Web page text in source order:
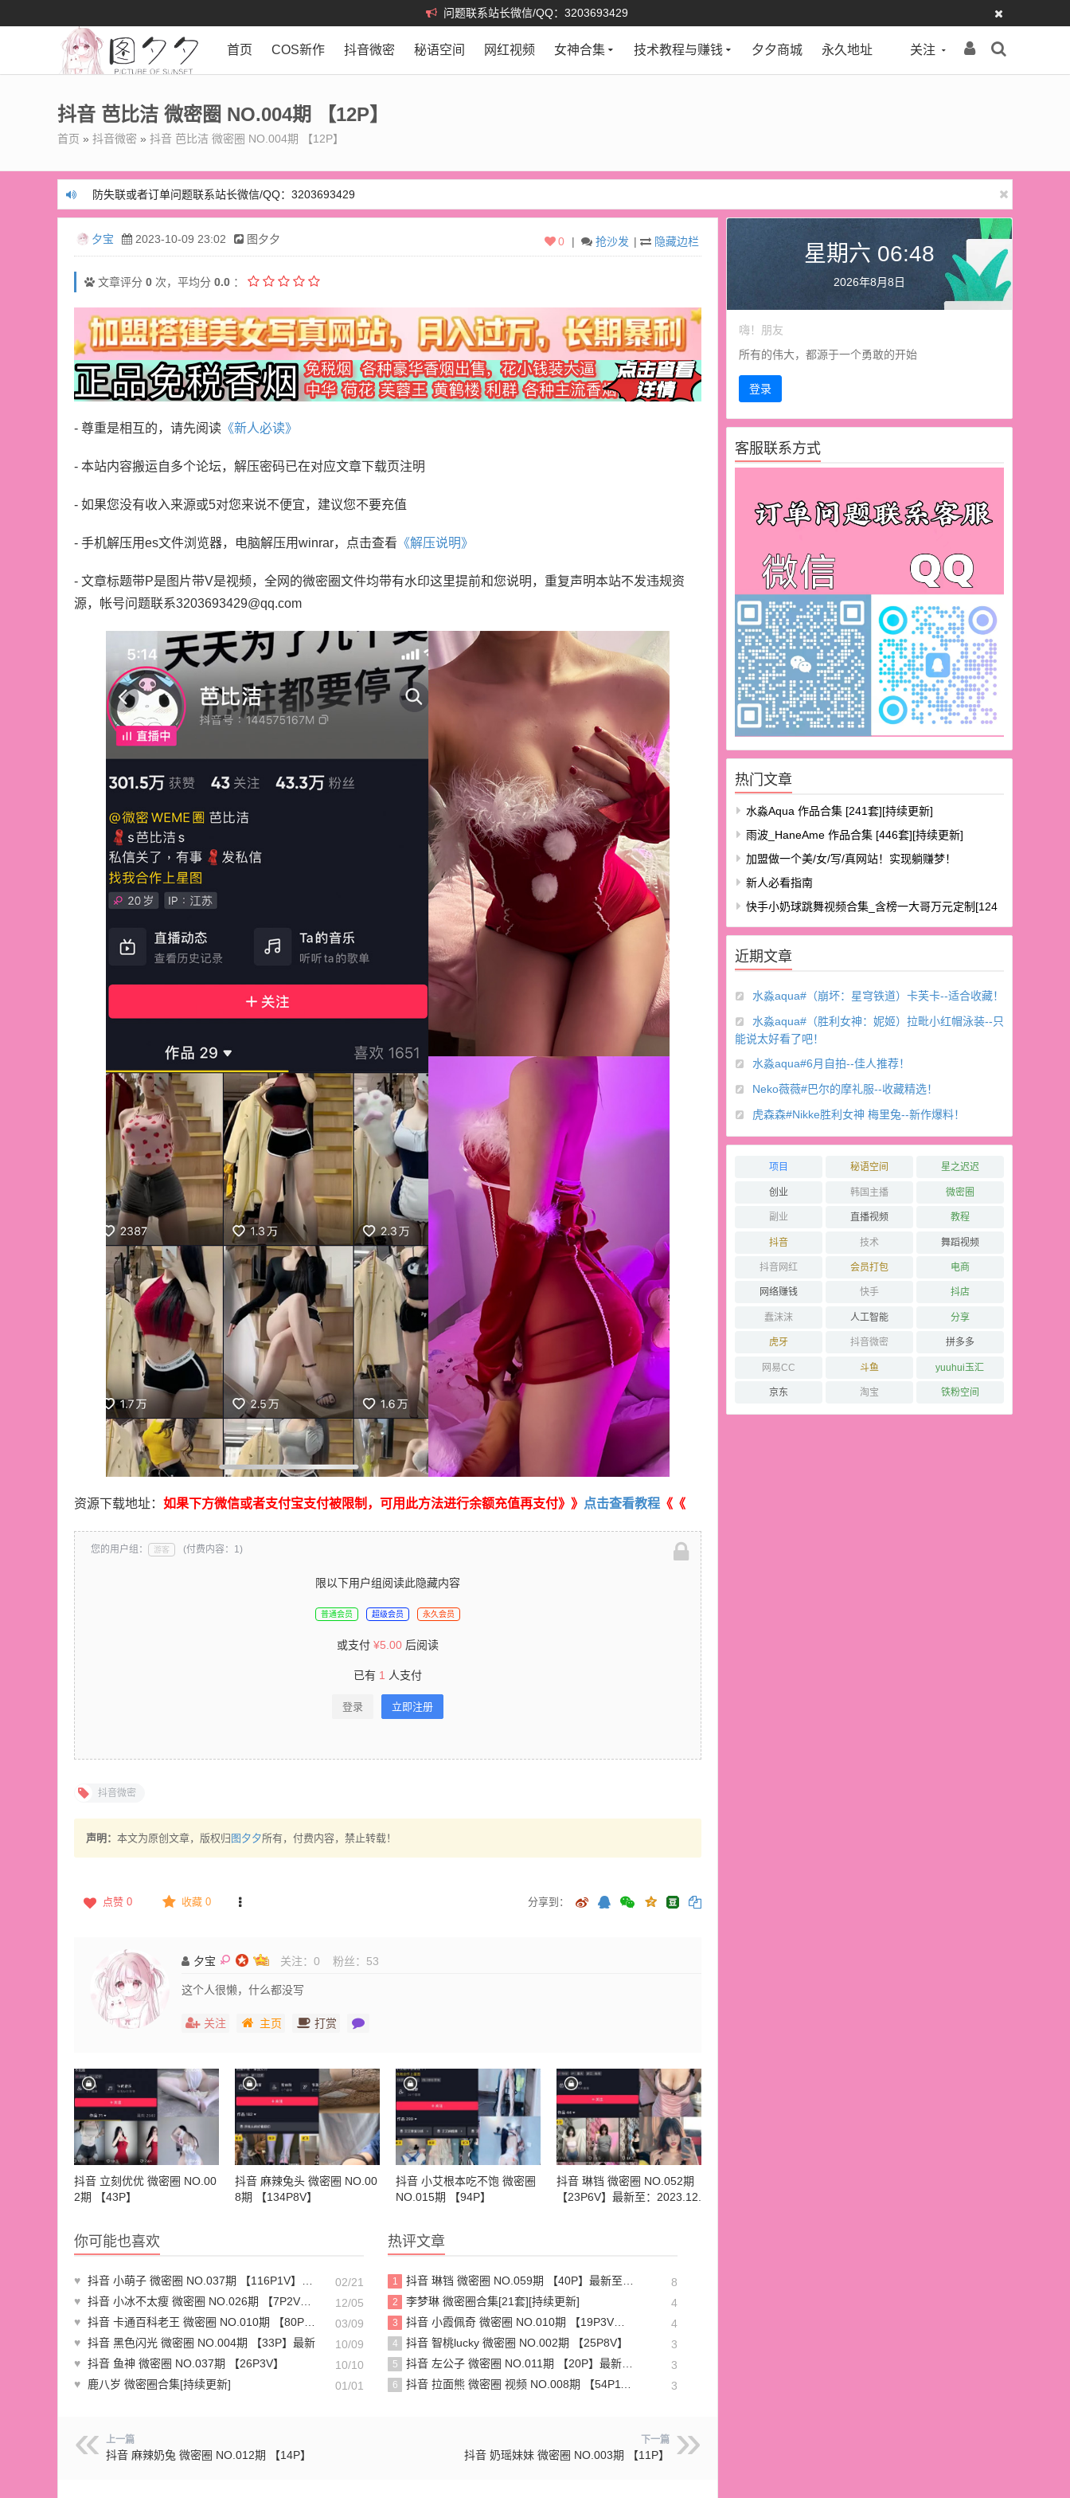
问题联系站长微信/QQ：3203693429
关注
首页 COS新作 抖音微密 秘语空间 网红视频 女神合集 技术教程与赚钱 夕夕商城 永久地址
抖音 芭比洁 微密圈 NO.004期 【12P】
首页 » 抖音微密 » 抖音 芭比洁 微密圈 NO.004期 【12P】
防失联或者订单问题联系站长微信/QQ：3203693429
防失联或者订单问题联系站长微信/QQ：3203693429
夕宝 2023-10-09 23:02 图夕夕 | 隐藏边栏
| 抢沙发
0
文章评分 0 次，平均分 0.0 ：
- 尊重是相互的，请先阅读 《新人必读》
- 本站内容搬运自多个论坛，解压密码已在对应文章下载页注明
- 如果您没有收入来源或5对您来说不便宜，建议您不要充值
- 手机解压用es文件浏览器，电脑解压用winrar，点击查看 《解压说明》
- 文章标题带P是图片带V是视频，全网的微密圈文件均带有水印这里提前和您说明，重复声明本站不发违规资
源，帐号问题联系3203693429@qq.com
资源下载地址： 如果下方微信或者支付宝支付被限制，可用此方法进行余额充值再支付》》 点击查看教程 《《
您的用户组： 游客 (付费内容：1)
限以下用户组阅读此隐藏内容
普通会员 超级会员 永久会员
或支付 ¥5.00 后阅读
已有 1 人支付
登录 立即注册
抖音微密
声明： 本文为原创文章，版权归 图夕夕所有，付费内容，禁止转载！
点赞 0 收藏 0 分享到：
夕宝 关注： 0 粉丝： 53
这个人很懒，什么都没写
关注 主页 打赏
抖音 立刻优优 微密圈 NO.00
2期 【43P】
抖音 麻辣兔头 微密圈 NO.00
8期 【134P8V】
抖音 小艾根本吃不饱 微密圈
NO.015期 【94P】
抖音 琳铛 微密圈 NO.052期
【23P6V】最新至：2023.12.
你可能也喜欢
♥ 抖音 小萌子 微密圈 NO.037期 【116P1V】最新至：2024.2.19
02/21
♥ 抖音 小冰不太瘦 微密圈 NO.026期 【7P2V】最新至：2023.12.04
12/05
♥ 抖音 卡通百科老王 微密圈 NO.010期 【80P1V】
03/09
♥ 抖音 黑色闪光 微密圈 NO.004期 【33P】最新
10/09
♥ 抖音 鱼神 微密圈 NO.037期 【26P3V】
10/10
♥
鹿八岁 微密圈合集[持续更新] 01/01
热评文章
1 抖音 琳铛 微密圈 NO.059期 【40P】最新至：2024.1.10 8
2 李梦琳 微密圈合集[21套][持续更新] 4
3 抖音 小霞佩奇 微密圈 NO.010期 【19P3V】最新至：2025.5.26 4
4 抖音 智桃lucky 微密圈 NO.002期 【25P8V】 3
5 抖音 左公子 微密圈 NO.011期 【20P】最新至：2024.5.13 3
6 抖音 拉面熊 微密圈 视频 NO.008期 【54P11V】 3
上一篇
抖音 麻辣奶兔 微密圈 NO.012期 【14P】
下一篇
抖音 奶瑶妹妹 微密圈 NO.003期 【11P】
星期六 06:48
2026年8月8日
嗨！朋友
所有的伟大，都源于一个勇敢的开始
登录
客服联系方式
热门文章
水淼aqua 作品合集 [241套][持续更新]
雨波_HaneAme 作品合集 [446套][持续更新]
加盟做一个美/女/写/真网站！实现躺赚梦！
新人必看指南
快手小奶球跳舞视频合集_含榜一大哥万元定制[124
V/8.48G]
近期文章
水淼aqua#（崩坏：星穹铁道）卡芙卡--适合收藏！
水淼aqua#（胜利女神：妮姬）拉毗小红帽泳装--只
能说太好看了吧！
水淼aqua#6月自拍--佳人推荐！
Neko薇薇#巴尔的摩礼服--收藏精选！
虎森森#Nikke胜利女神 梅里兔--新作爆料！
项目 秘语空间 星之迟迟
创业 韩国主播 微密圈
副业 直播视频 教程
抖音 技术 舞蹈视频
抖音网红 会员打包 电商
网络赚钱 快手 抖店
蠢沫沫 人工智能 分享
虎牙 抖音微密 拼多多
网易CC 斗鱼 yuuhui玉汇
京东 淘宝 铁粉空间